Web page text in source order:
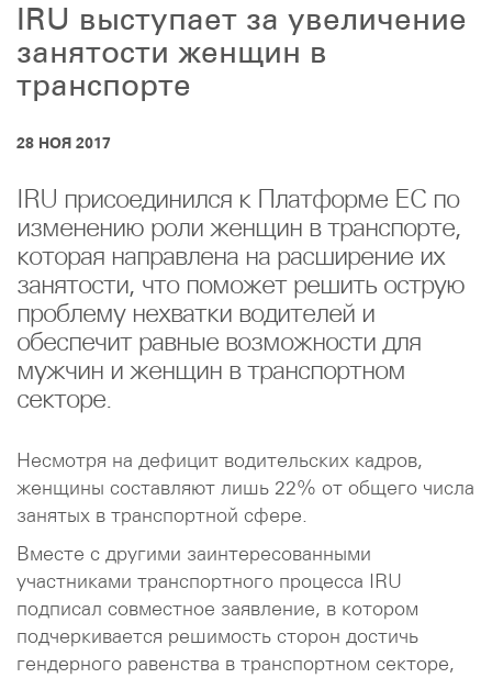
IRU выступает за увеличение
занятости женщин в
транспорте
28 НОЯ 2017
IRU присоединился к Платформе ЕС по
изменению роли женщин в транспорте,
которая направлена на расширение их
занятости, что поможет решить острую
проблему нехватки водителей и
обеспечит равные возможности для
мужчин и женщин в транспортном
секторе.
Несмотря на дефицит водительских кадров,
женщины составляют лишь 22% от общего числа
занятых в транспортной сфере.
Вместе с другими заинтересованными
участниками транспортного процесса IRU
подписал совместное заявление, в котором
подчеркивается решимость сторон достичь
гендерного равенства в транспортном секторе,